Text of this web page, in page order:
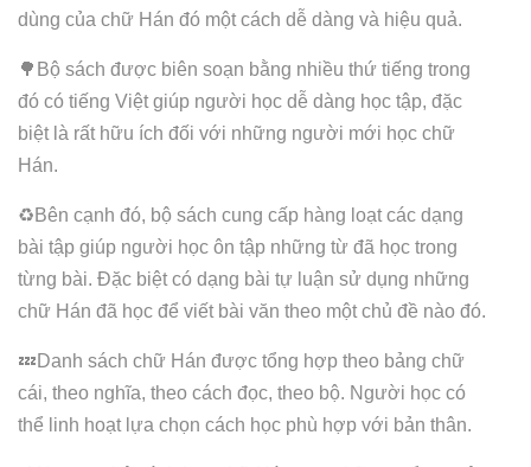
dùng của chữ Hán đó một cách dễ dàng và hiệu quả.
🌳Bộ sách được biên soạn bằng nhiều thứ tiếng trong
đó có tiếng Việt giúp người học dễ dàng học tập, đặc
biệt là rất hữu ích đối với những người mới học chữ
Hán.
♻️Bên cạnh đó, bộ sách cung cấp hàng loạt các dạng
bài tập giúp người học ôn tập những từ đã học trong
từng bài. Đặc biệt có dạng bài tự luận sử dụng những
chữ Hán đã học để viết bài văn theo một chủ đề nào đó.
💤Danh sách chữ Hán được tổng hợp theo bảng chữ
cái, theo nghĩa, theo cách đọc, theo bộ. Người học có
thể linh hoạt lựa chọn cách học phù hợp với bản thân.